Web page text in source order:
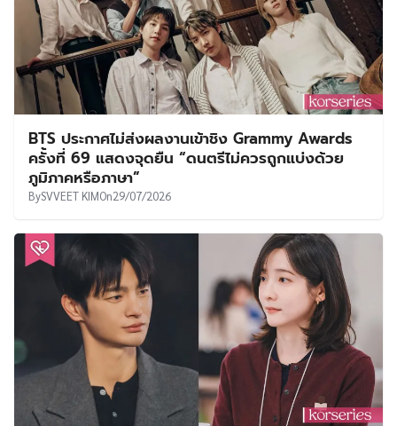
BTS ประกาศไม่ส่งผลงานเข้าชิง Grammy Awards
ครั้งที่ 69 แสดงจุดยืน “ดนตรีไม่ควรถูกแบ่งด้วย
ภูมิภาคหรือภาษา”
BySVVEET KIMOn29/07/2026